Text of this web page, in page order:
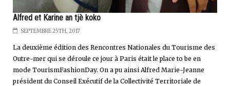
Alfred et Karine an tjè koko
SEPTEMBRE 25TH, 2017
La deuxième édition des Rencontres Nationales du Tourisme des
Outre-mer qui se déroule ce jour à Paris était le place to be en
mode TourismFashionDay. On a pu ainsi Alfred Marie-Jeanne
président du Conseil Exécutif de la Collectivité Territoriale de